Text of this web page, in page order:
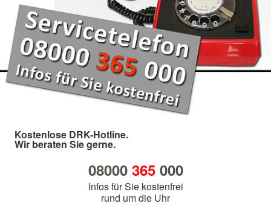
Kostenlose DRK-Hotline.
Wir beraten Sie gerne.
08000 365000
Infos für Sie kostenfrei
rund um die Uhr